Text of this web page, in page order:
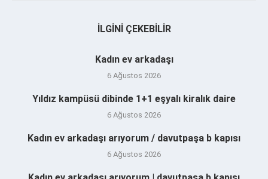
İLGINI ÇEKEBILIR
Kadın ev arkadaşı
6 Ağustos 2026
Yıldız kampüsü dibinde 1+1 eşyalı kiralık daire
6 Ağustos 2026
Kadın ev arkadaşı arıyorum / davutpaşa b kapısı
6 Ağustos 2026